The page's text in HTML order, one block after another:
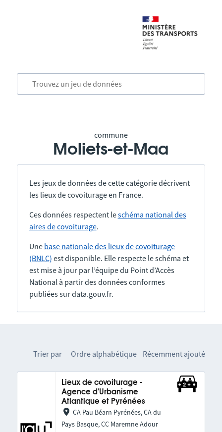
commune
Moliets-et-Maa
Les jeux de données de cette catégorie décrivent
les lieux de covoiturage en France.
Ces données respectent leschéma national des
aires de covoiturage.
Une base nationale des lieux de covoiturage
(BNLC) est disponible. Elle respecte le schéma et
est mise à jour par l’équipe du Point d’Accès
National à partir des données conformes
publiées sur data.gouv.fr.
Trier par Ordre alphabétique Récemment ajouté
Lieux de covoiturage -
Agence d'Urbanisme
Atlantique et Pyrénées
CA Pau Béarn Pyrénées, CA du
Pays Basque, CC Maremne Adour